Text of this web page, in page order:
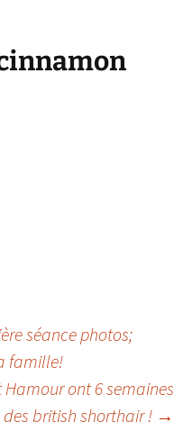
séance photos;
famille!
Hamour ont 6 semaines
des british shorthair ! →